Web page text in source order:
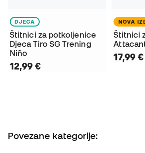
DJECA
Štitnici za potkoljenice
Djeca Tiro SG Trening
Niño
12,99 €
NOVA
Štitnici
17,99 €
Povezane kategorije: